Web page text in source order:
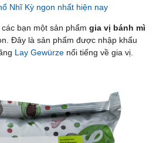
Nhĩ Kỳ ngon nhất hiện nay
bạn một sản phẩm gia vị bánh mì
Đây là sản phẩm được nhập khẩu
Lay Gewürzenổi tiếng về gia vị.